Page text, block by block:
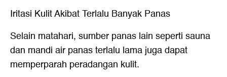
Iritasi Kulit Akibat Terlalu Banyak Panas
Selain matahari, sumber panas lain seperti sauna
dan mandi air panas terlalu lama juga dapat
memperparah peradangan kulit.